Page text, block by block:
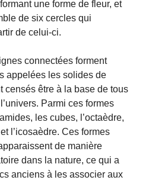
une forme de fleur, et
de six cercles qui
de celui-ci.
connectées forment
appelées les solides de
censés être à la base de tous
Parmi ces formes
les cubes, l’octaèdre,
l’icosaèdre. Ces formes
de manière
dans la nature, ce qui a
anciens à les associer aux